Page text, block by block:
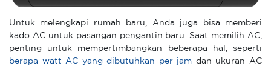
Untuk melengkapi rumah baru, Anda juga bisa memberi
kado AC untuk pasangan pengantin baru. Saat memilih AC,
penting untuk mempertimbangkan beberapa hal, seperti
berapa watt AC yang dibutuhkan per jam dan ukuran AC